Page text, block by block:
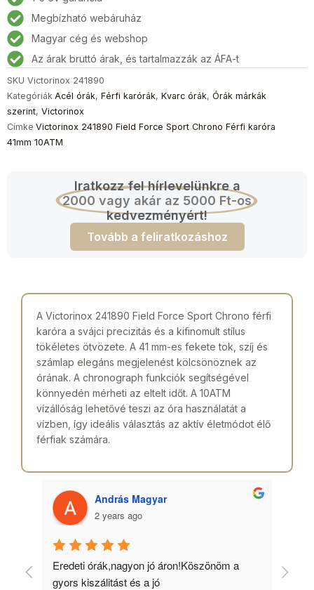
karóra
41mm
10ATM
mennyiség
Megbízható webáruház
Magyar cég és webshop
Az árak bruttó árak, és tartalmazzák az ÁFA-t
SKU Victorinox 241890
Kategóriák Acél órák, Férfi karórák, Kvarc órák, Órák márkák
szerint, Victorinox
Címke Victorinox 241890 Field Force Sport Chrono Férfi karóra
41mm 10ATM
Iratkozz fel hírlevelünkre a
2000 vagy akár az 5000 Ft-os
kedvezményért!
Tovább a feliratkozáshoz
A Victorinox 241890 Field Force Sport Chrono férfi
karóra a svájci precizitás és a kifinomult stílus
tökéletes ötvözete. A 41 mm-es fekete tok, szíj és
számlap elegáns megjelenést kölcsönöznek az
órának. A chronograph funkciók segítségével
könnyedén mérheti az eltelt időt. A 10ATM
vízállóság lehetővé teszi az óra használatát a
vízben, így ideális választás az aktív életmódot élő
férfiak számára.
András Magyar
2 years ago
Eredeti órák,nagyon jó áron!Köszönöm a
gyors kiszálitást és a jó